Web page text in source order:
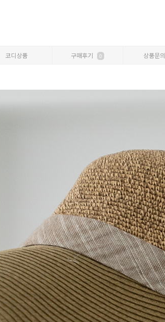
코디상품 구매후기 0 상품문의